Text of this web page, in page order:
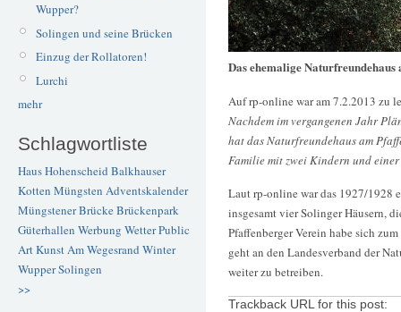
Wupper?
Solingen und seine Brücken
Einzug der Rollatoren!
Lurchi
mehr
Schlagwortliste
Haus Hohenscheid Balkhauser
Kotten Müngsten Adventskalender
Müngstener BrückeBrückenpark
Güterhallen Werbung WetterPublic
ArtKunstAm Wegesrand Winter
WupperSolingen
>>
Das ehemalige Naturfreundehaus
Auf rp-online war am 7.2.2013 zu
Nachdem im vergangenen Jahr
hat das Naturfreundehaus am
Familie mit zwei Kindern und
Laut rp-online war das 1927/1928
insgesamt vier Solinger Häusern,
Pfaffenberger Verein habe sich
geht an den Landesverband der
weiter zu betreiben.
Trackback URL for this post: